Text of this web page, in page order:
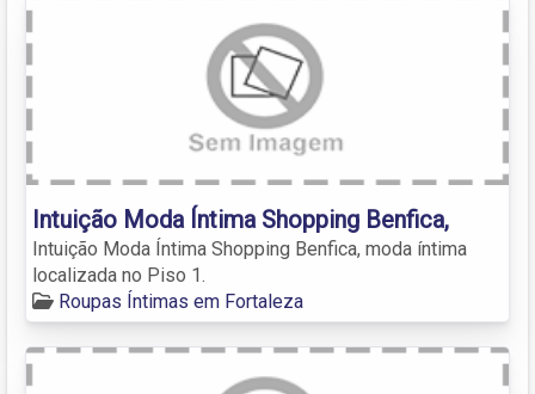
Intuição Moda Íntima Shopping Benfica,
Intuição Moda Íntima Shopping Benfica, moda íntima
localizada no Piso 1.
Roupas Íntimas em Fortaleza